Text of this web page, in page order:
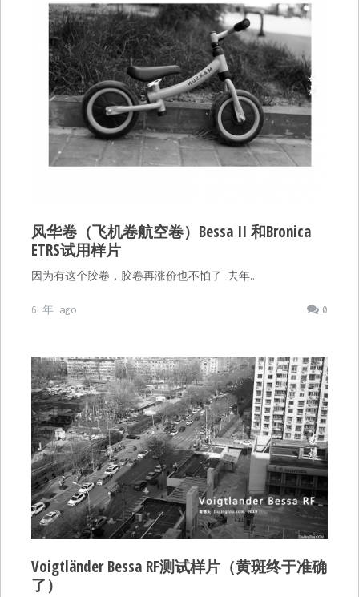
风华卷（飞机卷航空卷）Bessa II 和Bronica
ETRS试用样片
因为有这个胶卷，胶卷再涨价也不怕了 去年…
0
6 年 ago
Voigtländer Bessa RF测试样片（黄斑终于准确
了）